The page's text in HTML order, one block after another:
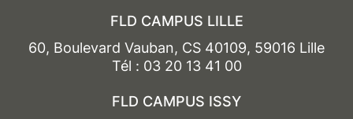
FLD CAMPUS LILLE
60, Boulevard Vauban, CS 40109, 59016 Lille
Tél : 03 20 13 41 00
FLD CAMPUS ISSY